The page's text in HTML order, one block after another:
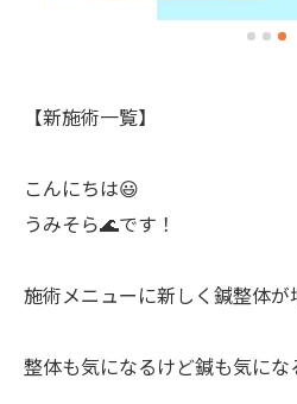
【新施術一覧】
こんにちは😃
うみそら🌊です！
施術メニューに新しく鍼整体が
整体も気になるけど鍼も気にな